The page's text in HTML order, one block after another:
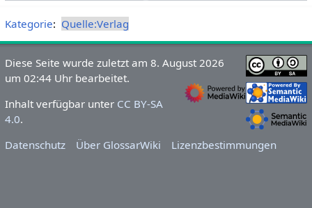
Kategorie: Quelle:Verlag
Diese Seite wurde zuletzt am 8. August 2026
um 02:44 Uhr bearbeitet.
Inhalt verfügbar unter CC BY-SA
4.0.
Datenschutz
Über GlossarWiki Lizenzbestimmungen